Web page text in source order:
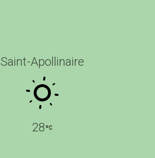
Saint-Apollinaire
28